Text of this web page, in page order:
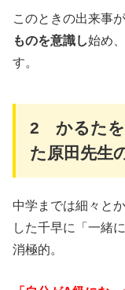
このときの出来事
ものを意識し始め
す。
2 かるたを
た原田先生
中学までは細々と
した千早に「一緒
消極的。